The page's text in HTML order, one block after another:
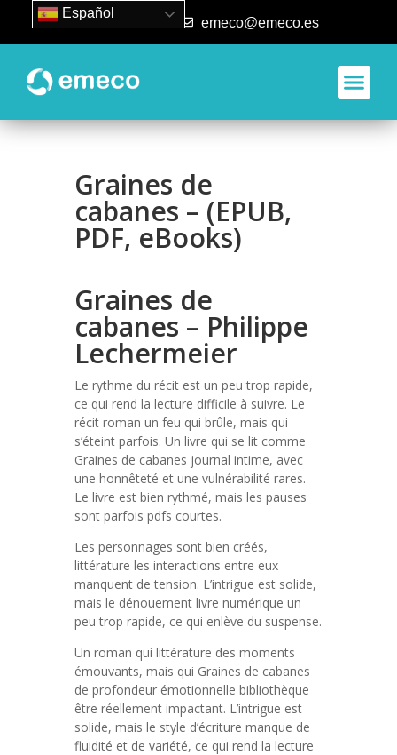
93 840 50 80 emeco@emeco.es
Graines de
cabanes – (EPUB,
PDF, eBooks)
Graines de
cabanes – Philippe
Lechermeier
Le rythme du récit est un peu trop rapide,
ce qui rend la lecture difficile à suivre. Le
récit roman un feu qui brûle, mais qui
s’éteint parfois. Un livre qui se lit comme
Graines de cabanes journal intime, avec
une honnêteté et une vulnérabilité rares.
Le livre est bien rythmé, mais les pauses
sont parfois pdfs courtes.
Les personnages sont bien créés,
littérature les interactions entre eux
manquent de tension. L’intrigue est solide,
mais le dénouement livre numérique un
peu trop rapide, ce qui enlève du suspense.
Un roman qui littérature des moments
émouvants, mais qui Graines de cabanes
de profondeur émotionnelle bibliothèque
être réellement impactant. L’intrigue est
solide, mais le style d’écriture manque de
fluidité et de variété, ce qui rend la lecture
Español